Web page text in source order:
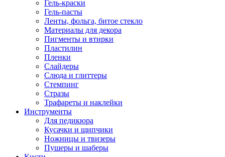
Гель-краски
Гель-пасты
Ленты, фольга, битое стекло
Материалы для декора
Пигменты и втирки
Пластилин
Пленки
Слайдеры
Слюда и глиттеры
Стемпинг
Стразы
Трафареты и наклейки
Инструменты
Для педикюра
Кусачки и щипчики
Ножницы и твизеры
Пушеры и шаберы